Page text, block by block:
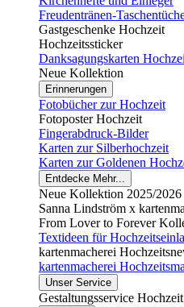
Freudentränen-
Gastgeschenke Hochzeit
Hochzeitssticker
Danksagungskarten
Neue Kollektion
Erinnerungen
Fotobücher zur Hochzeit
Fotoposter Hochzeit
Fingerabdruck-Bilder
Karten zur Silberhochzeit
Karten zur Goldenen
Entdecke Mehr...
Neue Kollektion 2025/2026
Sanna Lindström x
From Lover to Forever
Textideen für
kartenmacherei
kartenmacherei
Unser Service
Gestaltungsservice Hochzeit